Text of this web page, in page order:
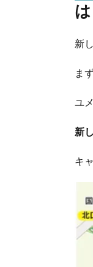
は
新
ま
ユ
新
キ